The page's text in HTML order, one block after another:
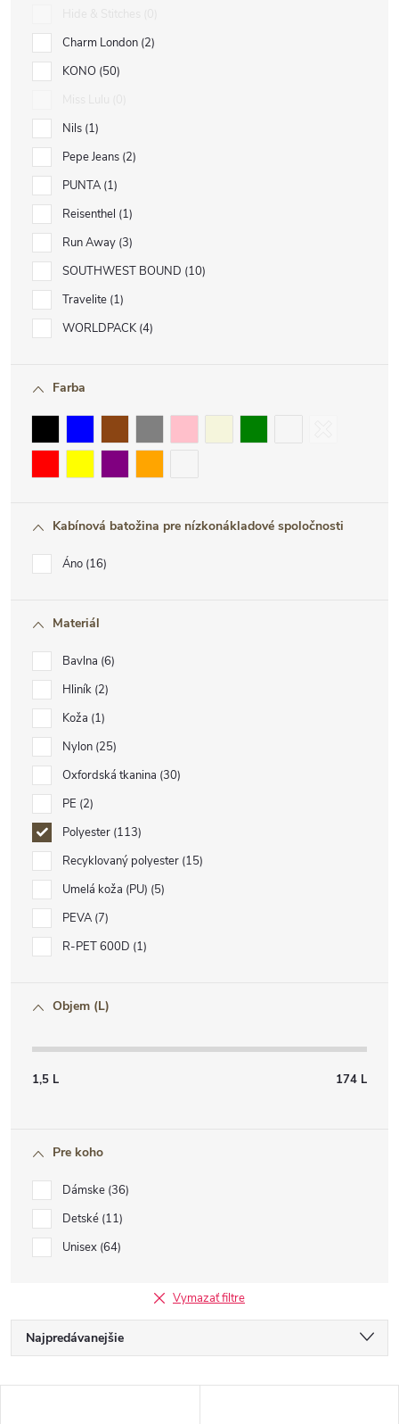
Charm London 2
KONO 50
Nils 1
Pepe Jeans 2
PUNTA 1
Reisenthel 1
Run Away 3
SOUTHWEST BOUND 10
Travelite 1
WORLDPACK 4
Farba
Kabínová batožina pre nízkonákladové spoločnosti
Áno 16
Materiál
Bavlna 6
Hliník 2
Koža 1
Nylon 25
Oxfordská tkanina 30
PE 2
Polyester 113
Recyklovaný polyester 15
Umelá koža (PU) 5
PEVA 7
R-PET 600D 1
Objem (L)
1,5 L 174 L
Pre koho
Dámske 36
Detské 11
Unisex 64
Vymazať filtre
RNajpredávanejšie